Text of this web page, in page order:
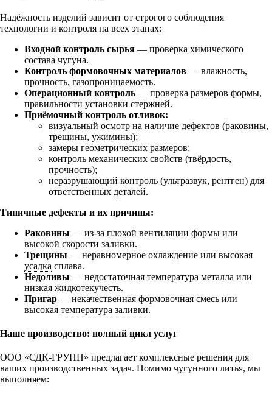
Надёжность изделий зависит от строгого соблюдения
технологии и контроля на всех этапах:
Входной контроль сырья — проверка химического
состава чугуна.
Контроль формовочных материалов — влажность,
прочность, газопроницаемость.
Операционный контроль — проверка размеров формы,
правильности установки стержней.
Приёмочный контроль отливок:
визуальный осмотр на наличие дефектов (раковины,
трещины, ужимины);
замеры геометрических размеров;
контроль механических свойств (твёрдость,
прочность);
неразрушающий контроль (ультразвук, рентген) для
ответственных деталей.
Типичные дефекты и их причины:
Раковины — из‑за плохой вентиляции формы или
высокой скорости заливки.
Трещины — неравномерное охлаждение или высокая
усадка сплава.
Недоливы — недостаточная температура металла или
низкая жидкотекучесть.
Пригар — некачественная формовочная смесь или
высокая температура заливки.
Наше производство: полный цикл услуг
ООО «СДК‑ГРУПП» предлагает комплексные решения для
ваших производственных задач. Помимо чугунного литья, мы
выполняем: